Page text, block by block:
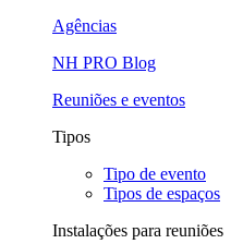
Agências
NH PRO Blog
Reuniões e eventos
Tipos
Tipo de evento
Tipos de espaços
Instalações para reuniões